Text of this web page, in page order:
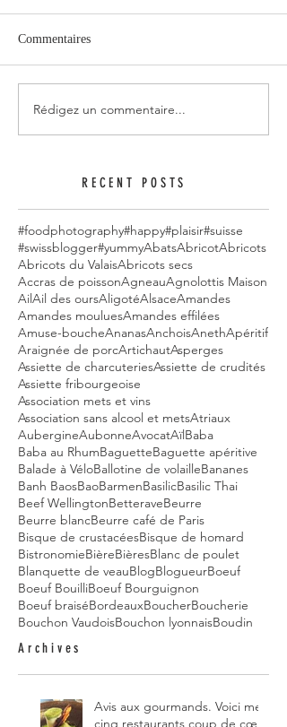
Commentaires
Rédigez un commentaire...
RECENT POSTS
#foodphotography#happy#plaisir#suisse
#swissblogger#yummyAbatsAbricotAbricots
Abricots du ValaisAbricots secs
Accras de poissonAgneauAgnolottis Maison
AilAil des oursAligotéAlsaceAmandes
Amandes mouluesAmandes effilées
Amuse-boucheAnanasAnchoisAnethApéritif
Araignée de porcArtichautAsperges
Assiette de charcuteriesAssiette de crudités
Assiette fribourgeoise
Association mets et vins
Association sans alcool et metsAtriaux
AubergineAubonneAvocatAïlBaba
Baba au RhumBaguetteBaguette apéritive
Balade à VéloBallotine de volailleBananes
Banh BaosBaoBarmenBasilicBasilic Thai
Beef WellingtonBetteraveBeurre
Beurre blancBeurre café de Paris
Bisque de crustacéesBisque de homard
BistronomieBièreBièresBlanc de poulet
Blanquette de veauBlogBlogueurBoeuf
Boeuf BouilliBoeuf Bourguignon
Boeuf braiséBordeauxBoucherBoucherie
Bouchon VaudoisBouchon lyonnaisBoudin
Archives
Avis aux gourmands. Voici mes
cinq restaurants coup de cœur